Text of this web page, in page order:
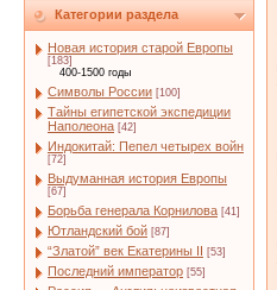
Категории раздела
Новая история старой Европы
[183]
400-1500 годы
Символы России [100]
Тайны египетской экспедиции
Наполеона [42]
Индокитай: Пепел четырех войн
[72]
Выдуманная история Европы
[67]
Борьба генерала Корнилова [41]
Ютландский бой [87]
“Златой” век Екатерины II [53]
Последний император [55]